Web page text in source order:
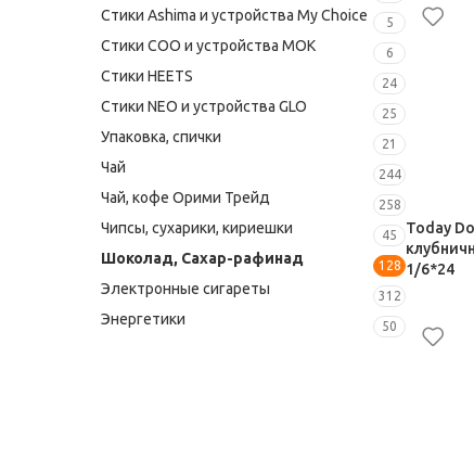
Стики Ashima и устройства My Choice 5
Стики COO и устройства MOK 6
Стики HEETS 24
Стики NEO и устройства GLO 25
Упаковка, спички 21
Чай 244
Чай, кофе Орими Трейд 258
Чипсы, сухарики, кириешки 45
Шоколад, Сахар-рафинад 128
Электронные сигареты 312
Энергетики 50
Today
1/6*24
31,00